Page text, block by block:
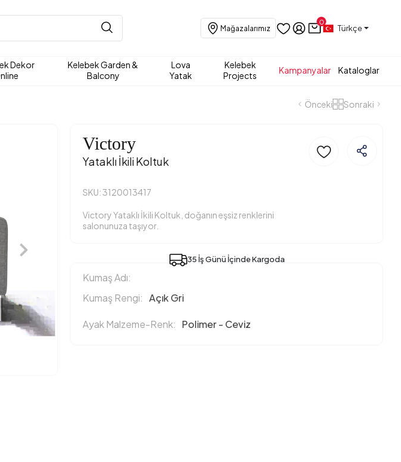
Mağazalarımız
0
Türkçe
Dekor
Kelebek Garden &
Balcony
Lova
Yatak
Kelebek
Projects
Kampanyalar Kataloglar
Önceki Sonraki
Victory
Yataklı İkili Koltuk
SKU: 3120013417
Victory Yataklı İkili Koltuk, doğanın eşsiz renklerini
salonunuza taşıyor.
35 İş Günü İçinde Kargoda
Kumaş Adı:
Kumaş Rengi: Açık Gri
Ayak Malzeme-Renk: Polimer - Ceviz